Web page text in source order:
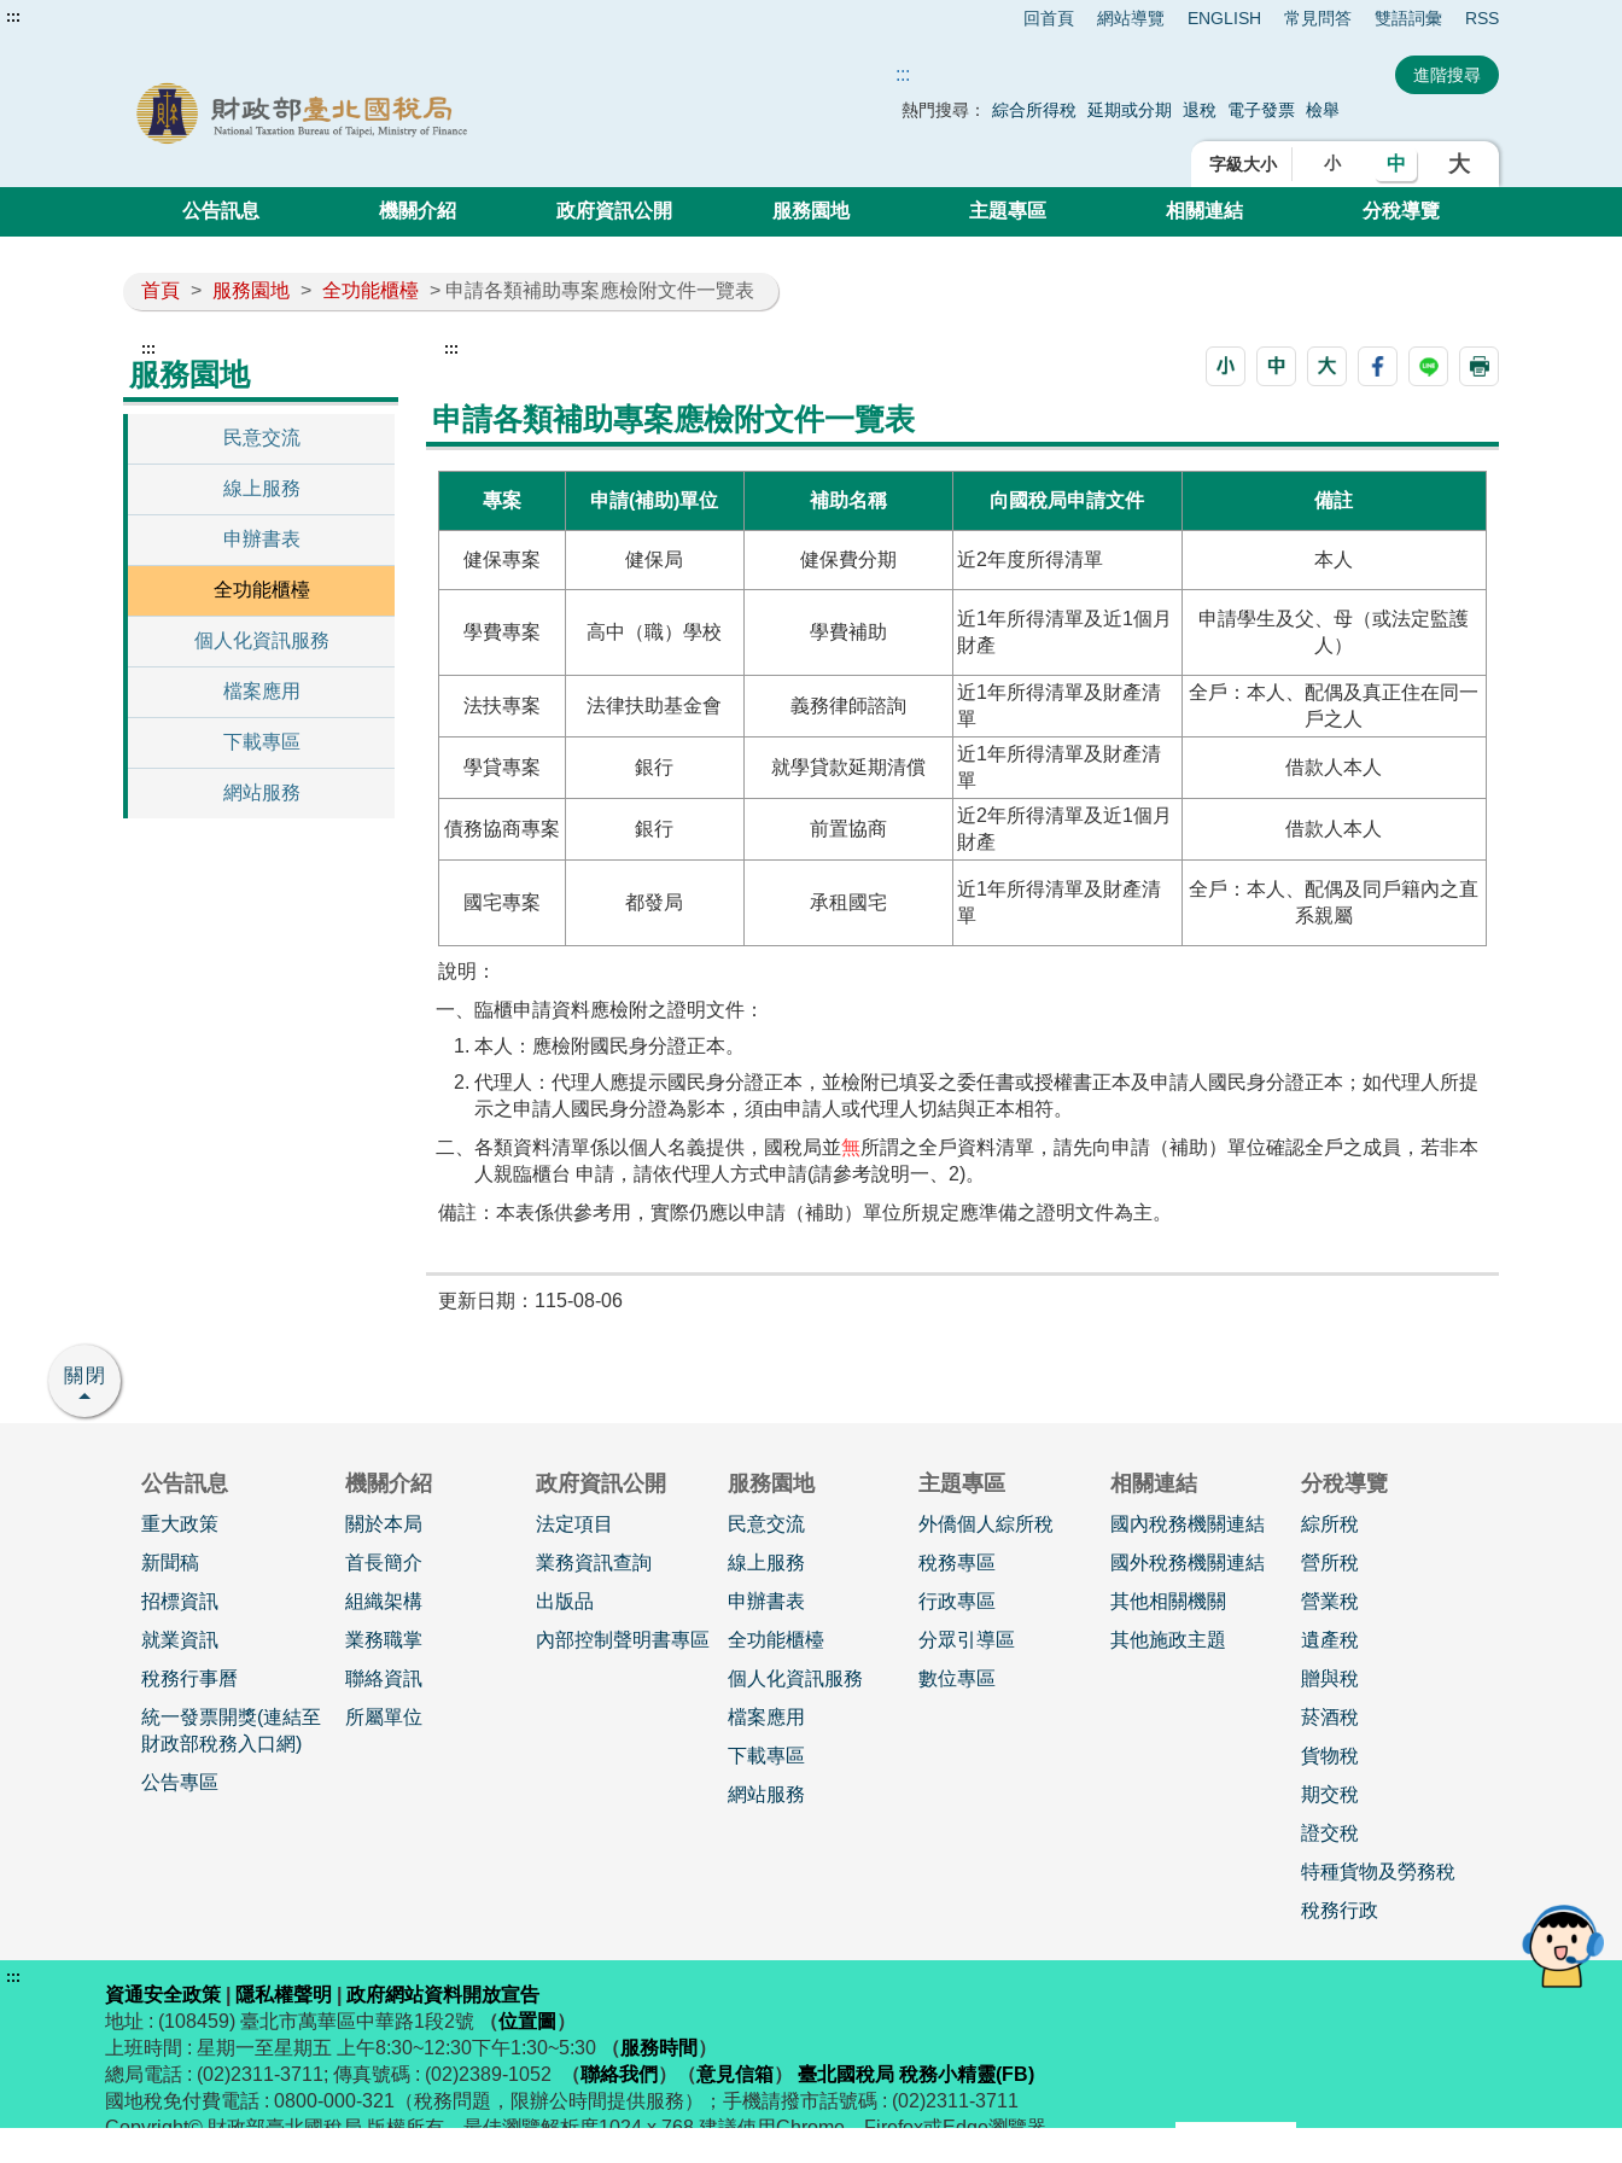
::: 回首頁 網站導覽 ENGLISH 常見問答 雙語詞彙 RSS
:::
熱門搜尋： 綜合所得稅 延期或分期 退稅 電子發票 檢舉
字級大小 小 中 大
公告訊息 機關介紹 政府資訊公開 服務園地 主題專區 相關連結 分稅導覽
首頁 > 服務園地 > 全功能櫃檯 > 申請各類補助專案應檢附文件一覽表
:::
服務園地
民意交流
線上服務
申辦書表
全功能櫃檯
個人化資訊服務
檔案應用
下載專區
網站服務
:::
申請各類補助專案應檢附文件一覽表
專案 申請(補助)單位 補助名稱 向國稅局申請文件 備註
健保專案 健保局 健保費分期 近2年度所得清單 本人
學費專案 高中（職）學校 學費補助
近1年所得清單及近1個月
財產
申請學生及父、母（或法定監護
人）
法扶專案 法律扶助基金會 義務律師諮詢
近1年所得清單及財產清
單
全戶：本人、配偶及真正住在同一
戶之人
學貸專案 銀行 就學貸款延期清償
近1年所得清單及財產清
單
借款人本人
債務協商專案 銀行 前置協商
近2年所得清單及近1個月
財產
借款人本人
國宅專案 都發局 承租國宅
近1年所得清單及財產清
單
全戶：本人、配偶及同戶籍內之直
系親屬
說明：
一、臨櫃申請資料應檢附之證明文件：
本人：應檢附國民身分證正本。
代理人：代理人應提示國民身分證正本，並檢附已填妥之委任書或授權書正本及申請人國民身分證正本；如代理人所提
示之申請人國民身分證為影本，須由申請人或代理人切結與正本相符。
二、各類資料清單係以個人名義提供，國稅局並無所謂之全戶資料清單，請先向申請（補助）單位確認全戶之成員，若非本
人親臨櫃台 申請，請依代理人方式申請(請參考說明一、2)。
備註：本表係供參考用，實際仍應以申請（補助）單位所規定應準備之證明文件為主。
更新日期：115-08-06
關閉
公告訊息
重大政策
新聞稿
招標資訊
就業資訊
稅務行事曆
統一發票開獎(連結至
財政部稅務入口網)
公告專區
機關介紹
關於本局
首長簡介
組織架構
業務職掌
聯絡資訊
所屬單位
政府資訊公開
法定項目
業務資訊查詢
出版品
內部控制聲明書專區
服務園地
民意交流
線上服務
申辦書表
全功能櫃檯
個人化資訊服務
檔案應用
下載專區
網站服務
主題專區
外僑個人綜所稅
稅務專區
行政專區
分眾引導區
數位專區
相關連結
國內稅務機關連結
國外稅務機關連結
其他相關機關
其他施政主題
分稅導覽
綜所稅
營所稅
營業稅
遺產稅
贈與稅
菸酒稅
貨物稅
期交稅
證交稅
特種貨物及勞務稅
稅務行政
:::
資通安全政策 隱私權聲明
政府網站資料開放宣告
地址 : (108459) 臺北市萬華區中華路1段2號
（位置圖 ）
上班時間 : 星期一至星期五 上午8:30~12:30下午1:30~5:30
（服務時間 ）
總局電話 : (02)2311-3711; 傳真號碼 : (02)2389-1052
（聯絡我們 ） （意見信箱）
臺北國稅局 稅務小精靈(FB)
國地稅免付費電話 : 0800-000-321（稅務問題，限辦公時間提供服務）；手機請撥市話號碼 : (02)2311-3711
Copyright© 財政部臺北國稅局 版權所有 最佳瀏覽解析度1024 x 768 建議使用Chrome、Firefox或Edge瀏覽器